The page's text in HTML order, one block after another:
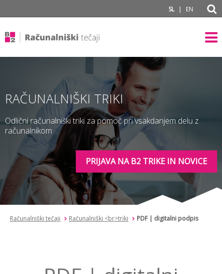
SL | EN
RAČUNALNIŠKI TRIKI
Odlični računalniški triki za pomoč pri vsakdanjem delu z
računalnikom
PRIJAVA NA B2 TRIKE IN NOVICE
Računalniški tečaji Računalniški <br>triki PDF | digitalni podpis